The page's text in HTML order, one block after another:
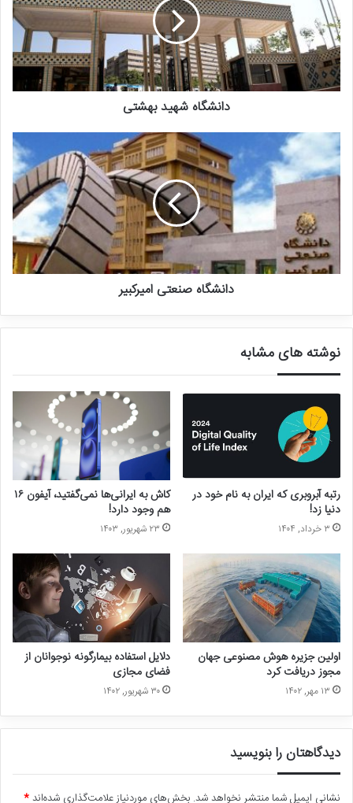
عکاسِ این عکسِ زیبا لئوناردو زِنس است و به گفته خودش برای ثبت این
عکس بیش از سه سال در ریو دژانیرو به عکاسی مشغول بوده است./
خبرآنلاین
دانشگاه شهید بهشتی
دانشگاه صنعتی امیرکبیر
نوشته های مشابه
رتبه‌ آبروبری که ایران به نام خود در
دنیا زد!
۳ خرداد, ۱۴۰۴
کاش به ایرانی‌ها نمی‌گفتید، آیفون ۱۶
هم وجود دارد!
۲۳ شهریور, ۱۴۰۳
اولین جزیره هوش مصنوعی جهان
مجوز دریافت کرد
۱۳ مهر, ۱۴۰۲
دلایل استفاده بیمارگونه نوجوانان از
فضای مجازی
۳۰ شهریور, ۱۴۰۲
دیدگاهتان را بنویسید
نشانی ایمیل شما منتشر نخواهد شد. بخش‌های موردنیاز علامت‌گذاری شده‌اند*